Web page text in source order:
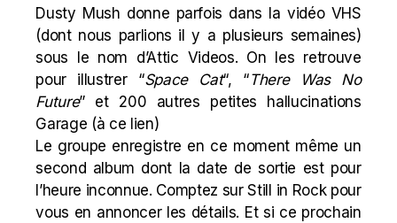
Dusty Mush donne parfois dans la vidéo VHS
(dont nous parlions il y a plusieurs semaines)
sous le nom d’Attic Videos. On les retrouve
pour illustrer “Space Cat“, “There Was No
Future” et 200 autres petites hallucinations
Garage (à ce lien)
Le groupe enregistre en ce moment même un
second album dont la date de sortie est pour
l’heure inconnue. Comptez sur Still in Rock pour
vous en annoncer les détails. Et si ce prochain